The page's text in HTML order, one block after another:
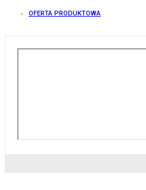
OFERTA PRODUKTOWA